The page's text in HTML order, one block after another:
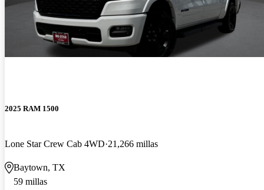
2025 RAM 1500
Lone Star Crew Cab 4WD 21,266 millas
Baytown, TX
59 millas